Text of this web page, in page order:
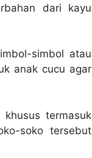
dari kayu
simbol atau
anak cucu agar
termasuk
soko tersebut